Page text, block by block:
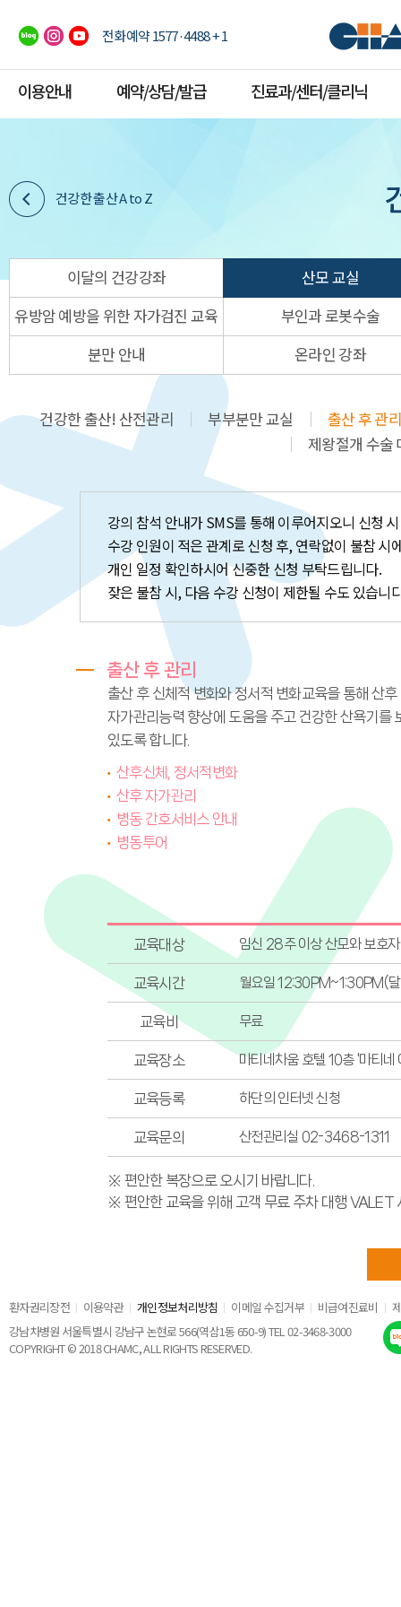
전화예약 1577·4488 + 1
이용안내 예약/상담/발급 진료과/센터/클리닉
건강한 출산 A to Z
이달의 건강강좌
산모 교실
유방암 예방을 위한 자가검진 교육
부인과 로봇수술
분만 안내
온라인 강좌
건강한 출산! 산전관리 부부분만 교실
출산 후 관
제왕절개 수술
강의 참석 안내가 SMS를 통해 이루어지오니 신청
수강 인원이 적은 관계로 신청 후, 연락없이 불참 시
개인 일정 확인하시어 신중한 신청 부탁드립니다.
잦은 불참 시, 다음 수강 신청이 제한될 수도 있습니
출산 후 관리
출산 후 신체적 변화와 정서적 변화교육을 통해 산후
자가관리능력 향상에 도움을 주고 건강한 산욕기를
있도록 합니다.
산후신체, 정서적변화
산후 자가관리
병동 간호서비스 안내
병동투어
교육대상 임신 28주 이상 산모와 보호자
교육시간 월요일 12:30PM~1:30PM(
교육비 무료
교육장소 마티네차움 호텔 10층 '마티네
교육등록 하단의 인터넷 신청
교육문의 산전관리실 02-3468-1311
※ 편안한 복장으로 오시기 바랍니다.
※ 편안한 교육을 위해 고객 무료 주차 대행 VALET
환자권리장전 이용약관 개인정보처리방침 이메일 수집거부 비급여진료비
강남차병원 서울특별시 강남구 논현로 566(역삼1동 650-9) TEL 02-3468-3000
COPYRIGHT © 2018 CHAMC, ALL RIGHTS RESERVED.